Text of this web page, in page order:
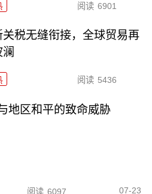
阅读 6901
关税无缝衔接，全球贸易再
阅读 5436
地区和平的致命威胁
阅读 6097 07-23